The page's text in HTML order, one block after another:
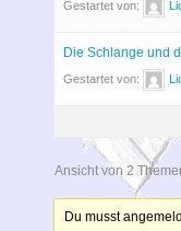
Gestartet von:
Die Schlange und
Gestartet von:
Ansicht von 2
Du musst